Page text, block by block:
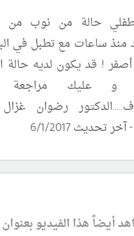
حالة من نوب من
منذ ساعات مع تطبل في
أصفر ! قد يكون لديه حالة
و عليك مراجعة
رضوان غزال
آخر تحديث 6/1/2017
أيضاً هذا الفيديو بعنوان